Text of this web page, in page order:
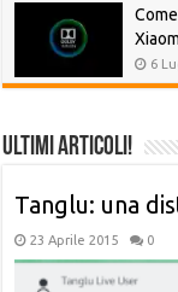
6
Ultimi Articoli!
Tanglu: una
23 Aprile 2015 0